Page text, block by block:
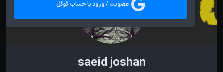
عضویت / ورود با حساب گوگل
saeid joshan